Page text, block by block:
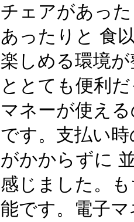
チェアがあっ
あったりと 食
楽しめる環境
ととても便利
マネーが使え
です。支払い
がかからずに
感じました。
能です。電子